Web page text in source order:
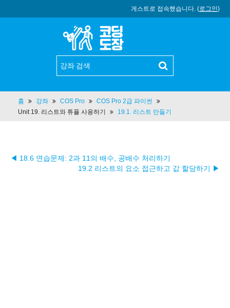
게스트로 접속했습니다. (로그인)
홈 강좌 COS Pro
COS Pro 2급 파이썬
Unit 19. 리스트와 튜플 사용하기
19.1. 리스트 만들기
◀ 18.6 연습문제: 2과 11의 배수, 공배수 처리하기
19.2 리스트의 요소 접근하고 값 할당하기 ▶︎